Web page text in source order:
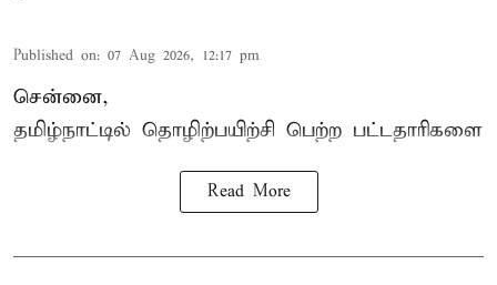
Published on: 07 Aug 2026, 12:17 pm
சென்னை,
தமிழ்நாட்டில் தொழிற்பயிற்சி பெற்ற பட்டதாரிகளை
Read More